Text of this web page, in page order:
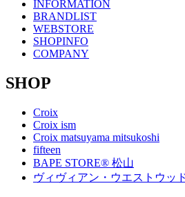
INFORMATION
BRANDLIST
WEBSTORE
SHOPINFO
COMPANY
SHOP
Croix
Croix ism
Croix matsuyama mitsukoshi
fifteen
BAPE STORE® 松山
ヴィヴィアン・ウエストウッ